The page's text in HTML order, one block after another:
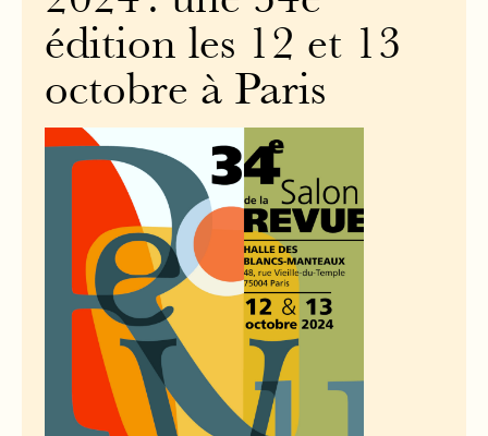
édition les 12 et 13
octobre à Paris